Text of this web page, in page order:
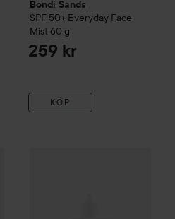
Bondi Sands
SPF 50+ Everyday Face
Mist 60 g
259 kr
KÖP